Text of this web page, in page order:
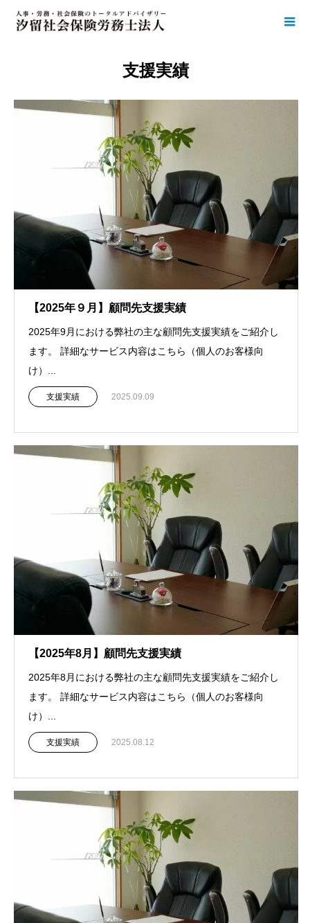
支援実績
【2025年９月】顧問先支援実績
2025年9月における弊社の主な顧問先支援実績をご紹介し
ます。 詳細なサービス内容はこちら（個人のお客様向
け）...
支援実績 2025.09.09
【2025年8月】顧問先支援実績
2025年8月における弊社の主な顧問先支援実績をご紹介し
ます。 詳細なサービス内容はこちら（個人のお客様向
け）...
支援実績 2025.08.12